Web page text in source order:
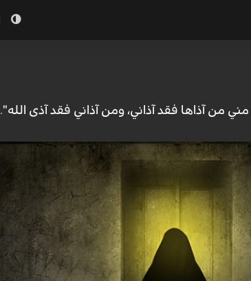
من آذاها فقد آذاني، ومن آذاني فقد آذى الله".